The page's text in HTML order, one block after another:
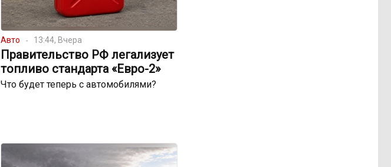
Авто 13:44, Вчера
Правительство РФ легализует
топливо стандарта «Евро-2»
Что будет теперь с автомобилями?